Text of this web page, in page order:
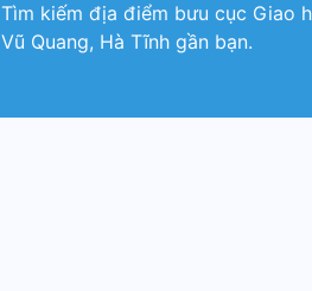
Tìm kiếm địa điểm bưu cục Giao
Vũ Quang, Hà Tĩnh gần bạn.